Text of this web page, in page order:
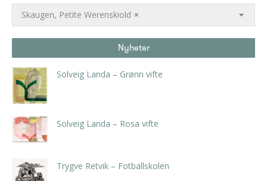
×
Skaugen, Petite Werenskiold
Nyheter
Solveig Landa – Grønn vifte
Solveig Landa – Rosa vifte
Trygve Retvik – Fotballskolen